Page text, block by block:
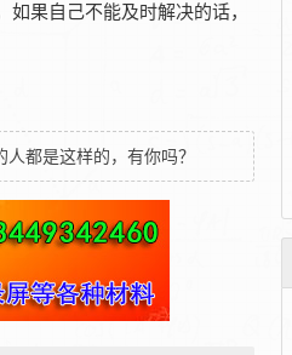
果自己不能及时解决的话，
人都是这样的，有你吗？